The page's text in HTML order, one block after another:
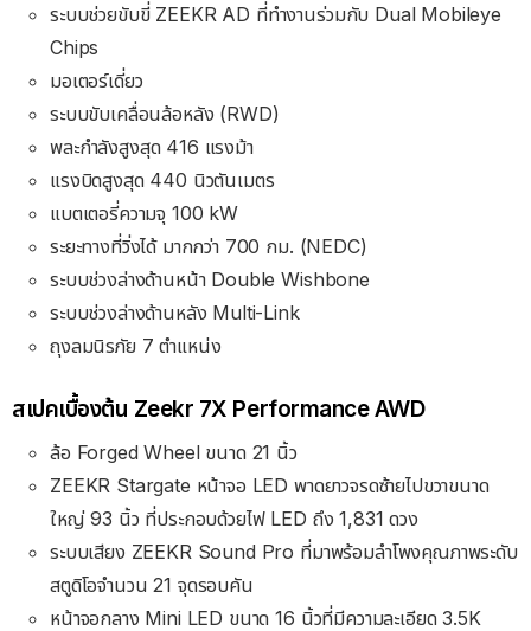
ระบบช่วยขับขี่ ZEEKR AD ที่ทำงานร่วมกับ Dual Mobileye
Chips
มอเตอร์เดี่ยว
ระบบขับเคลื่อนล้อหลัง (RWD)
พละกำลังสูงสุด 416 แรงม้า
แรงบิดสูงสุด 440 นิวตันเมตร
แบตเตอรี่ความจุ 100 kW
ระยะทางที่วิ่งได้ มากกว่า 700 กม. (NEDC)
ระบบช่วงล่างด้านหน้า Double Wishbone
ระบบช่วงล่างด้านหลัง Multi-Link
ถุงลมนิรภัย 7 ตำแหน่ง
สเปคเบื้องต้น Zeekr 7X Performance AWD
ล้อ Forged Wheel ขนาด 21 นิ้ว
ZEEKR Stargate หน้าจอ LED พาดยาวจรดซ้ายไปขวาขนาด
ใหญ่ 93 นิ้ว ที่ประกอบด้วยไฟ LED ถึง 1,831 ดวง
ระบบเสียง ZEEKR Sound Pro ที่มาพร้อมลำโพงคุณภาพระดับ
สตูดิโอจำนวน 21 จุดรอบคัน
หน้าจอกลาง Mini LED ขนาด 16 นิ้วที่มีความละเอียด 3.5K